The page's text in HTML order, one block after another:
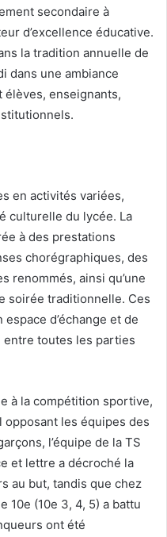
secondaire à
d’excellence éducative.
la tradition annuelle de
dans une ambiance
enseignants,
en activités variées,
culturelle du lycée. La
à des prestations
chorégraphiques, des
renommés, ainsi qu’une
soirée traditionnelle. Ces
d’échange et de
toutes les parties
à la compétition sportive,
les équipes des
l’équipe de la TS
et lettre a décroché la
au but, tandis que chez
10e (10e 3, 4, 5) a battu
ont été